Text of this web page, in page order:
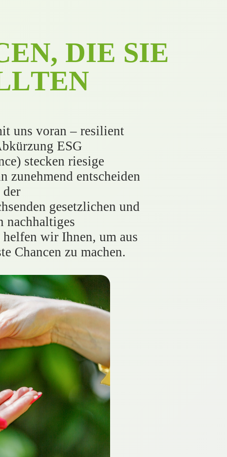
EN, DIE SIE
LTEN
uns voran – resilient
ESG
stecken riesige
zunehmend entscheiden
gesetzlichen und
nachhaltiges
wir Ihnen, um aus
Chancen zu machen.